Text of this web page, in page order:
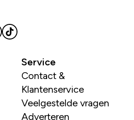
Service
Contact &
Klantenservice
Veelgestelde vragen
Adverteren